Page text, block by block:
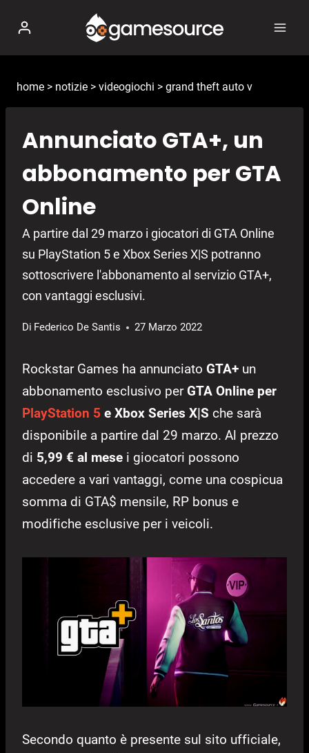
contenuto
home > notizie > videogiochi > grand theft auto v
Annunciato GTA+, un
abbonamento per GTA
Online
A partire dal 29 marzo i giocatori di GTA Online
su PlayStation 5 e Xbox Series X|S potranno
sottoscrivere l'abbonamento al servizio GTA+,
con vantaggi esclusivi.
Di Federico De Santis 27 Marzo 2022
Rockstar Games ha annunciato GTA+ un
abbonamento esclusivo perGTA Online per
PlayStation 5 e Xbox Series X|S che sarà
disponibile a partire dal 29 marzo. Al prezzo
di 5,99 € al mese i giocatori possono
accedere a vari vantaggi, come una cospicua
somma di GTA$ mensile, RP bonus e
modifiche esclusive per i veicoli.
Secondo quanto è presente sul sito ufficiale,